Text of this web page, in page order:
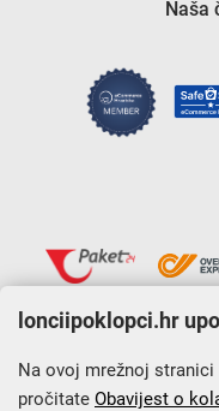
Naša
lonciipoklopci.hr
Na ovoj mrežnoj
pročitate Obavijest o